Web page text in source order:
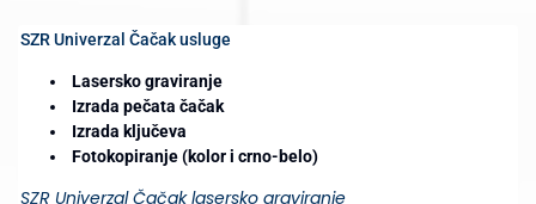
SZR Univerzal Čačak usluge
Lasersko graviranje
Izrada pečata čačak
Izrada ključeva
Fotokopiranje (kolor i crno-belo)
SZR Univerzal Čačak lasersko graviranje